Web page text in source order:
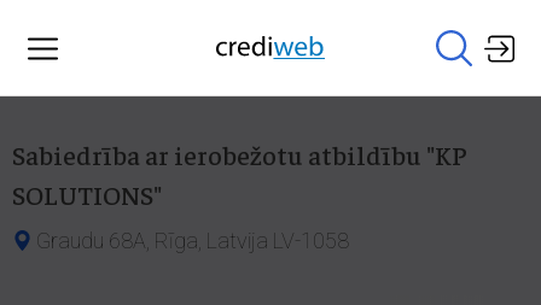
Sabiedrība ar ierobežotu atbildību "KP
SOLUTIONS"
Graudu 68A, Rīga, Latvija LV-1058